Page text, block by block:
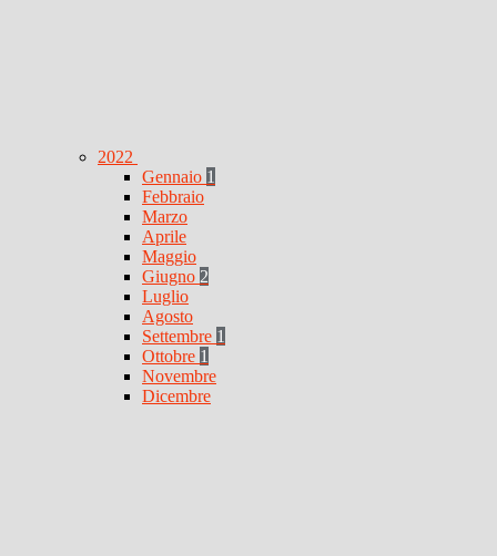
2022
Gennaio 1
Febbraio
Marzo
Aprile
Maggio
Giugno 2
Luglio
Agosto
Settembre 1
Ottobre 1
Novembre
Dicembre